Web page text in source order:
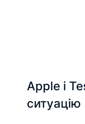
Apple і
ситуацію